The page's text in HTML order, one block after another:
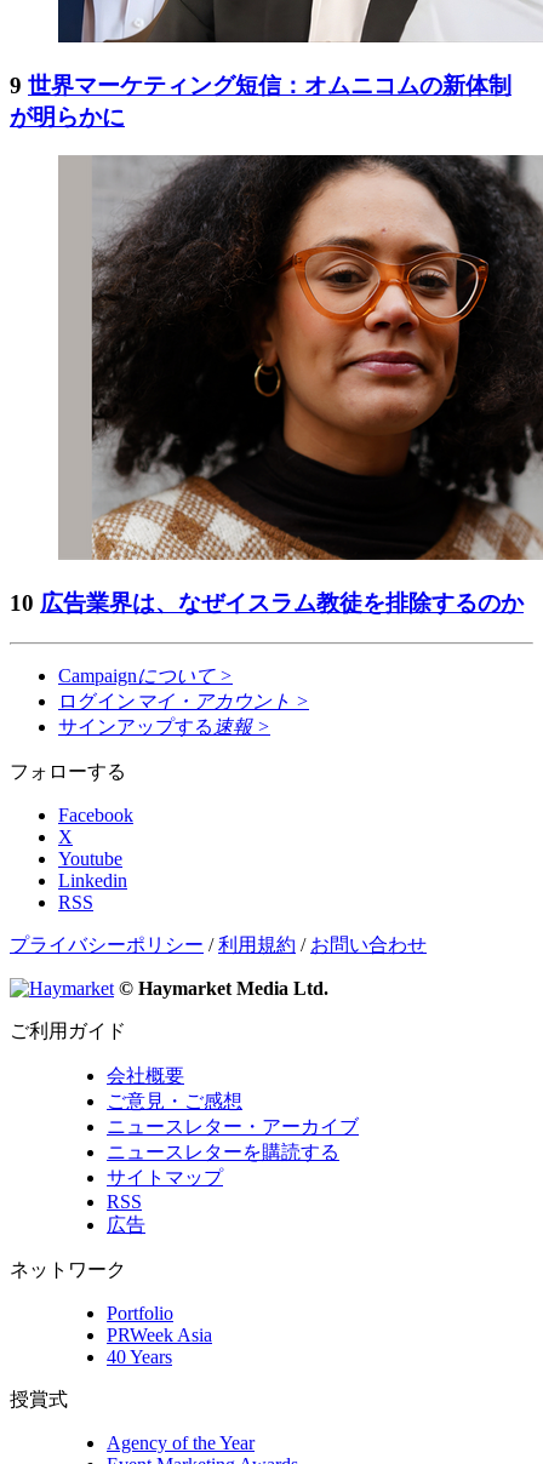
9 世界マーケティング短信：オムニコムの新体制
が明らかに
10 広告業界は、なぜイスラム教徒を排除するのか
Campaignについて >
ログイン マイ・アカウント >
サインアップする 速報 >
フォローする
Facebook
X
Youtube
Linkedin
RSS
プライバシーポリシー /利用規約 / お問い合わせ
© Haymarket Media Ltd.
ご利用ガイド
会社概要
ご意見・ご感想
ニュースレター・アーカイブ
ニュースレターを購読する
サイトマップ
RSS
広告
ネットワーク
Portfolio
PRWeek Asia
40 Years
授賞式
Agency of the Year